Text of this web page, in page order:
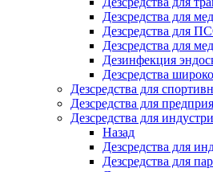
Дезсредства для
Дезсредства для
Дезсредства для
Дезинфекция
Дезсредства
Дезсредства для
Дезсредства для
Дезсредства для
Назад
Дезсредства для
Дезсредства для